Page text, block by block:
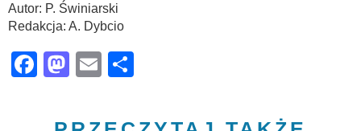
Autor: P. Świniarski
Redakcja: A. Dybcio
Facebook
Mastodon
Email